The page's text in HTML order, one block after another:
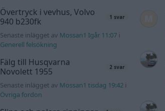
Övertryck i vevhus, Volvo
940 b230fk
1 svar
Senaste inlägget av Mossan1 Igår 11:07 i
Generell felsökning
Fälg till Husqvarna
Novolett 1955
2 svar
Senaste inlägget av Mossan1 tisdag 19:42 i
Övriga fordon